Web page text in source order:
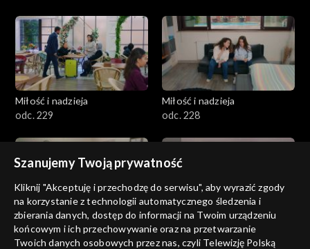
Miłość i nadzieja
odc. 229
Miłość i nadzieja
odc. 228
Miłość i nadzieja
odc. 227
Miłość i nadzieja
odc. 226
Szanujemy Twoją prywatność
Kliknij "Akceptuję i przechodzę do serwisu", aby wyrazić zgody
na korzystanie z technologii automatycznego śledzenia i
zbierania danych, dostęp do informacji na Twoim urządzeniu
końcowym i ich przechowywanie oraz na przetwarzanie
Twoich danych osobowych przez nas, czyli Telewizję Polską